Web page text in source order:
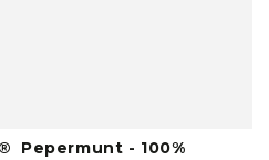
Pepermunt - 100%